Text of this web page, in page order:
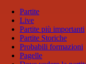
Partite
Live
Partite più importanti
Partite Storiche
Probabili formazioni
Pagelle